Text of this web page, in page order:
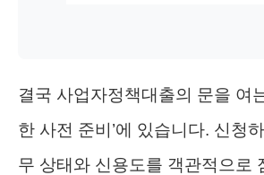
결국 사업자정책대출의 문을 여
한 사전 준비’에 있습니다. 신청
무 상태와 신용도를 객관적으로